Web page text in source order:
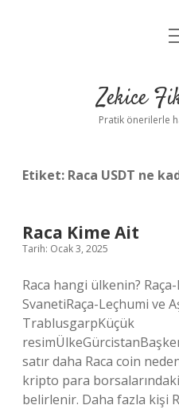
Yasal
Zekice
Pratik önerilerle
Etiket: Raca USDT ne
Raca Kime Ait
Tarih: Ocak 3, 2025
Raca hangi ülkenin?
SvanetiRaça-Leçhumi ve
TrablusgarpKüçük
satır daha Raca coin
kripto para
belirlenir. Daha fazla kişi